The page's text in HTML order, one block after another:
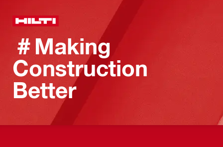
＃Making
Construction
Better